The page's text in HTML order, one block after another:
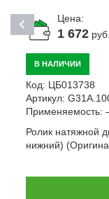
Цена:
1 672руб.
В НАЛИЧИИ
Код: ЦБ013738
Артикул:
Применяемость:
Ролик натяжной
нижний)